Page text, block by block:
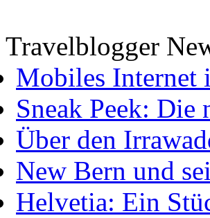
Travelblogger
Mobiles Internet
Sneak Peek:
Über den
New Bern und
Helvetia: Ein